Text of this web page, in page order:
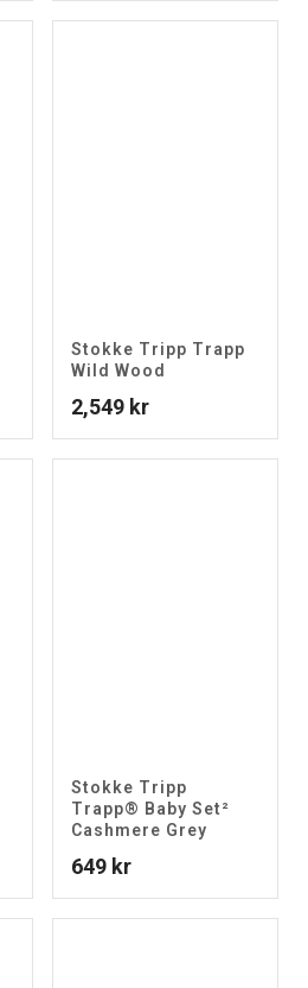
Stokke Tripp Trapp
Wild Wood
2,549 kr
Stokke Tripp
Trapp® Baby Set²
Cashmere Grey
649 kr